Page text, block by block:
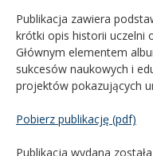
Publikacja zawiera
krótki opis historii uczelni
Głównym elementem
sukcesów naukowych i
projektów pokazujących
Pobierz publikację (pdf)
Publikacja wydana